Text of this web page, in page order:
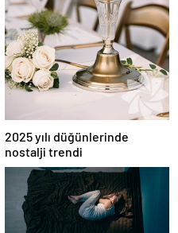
2025 yılı düğünlerinde
nostalji trendi